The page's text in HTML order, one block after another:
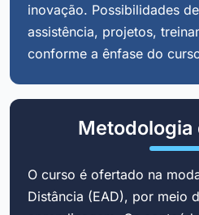
inovação. Possibilidades
assistência, projetos,
conforme a ênfase do
Metodologia
O curso é ofertado na
Distância (EAD), por meio